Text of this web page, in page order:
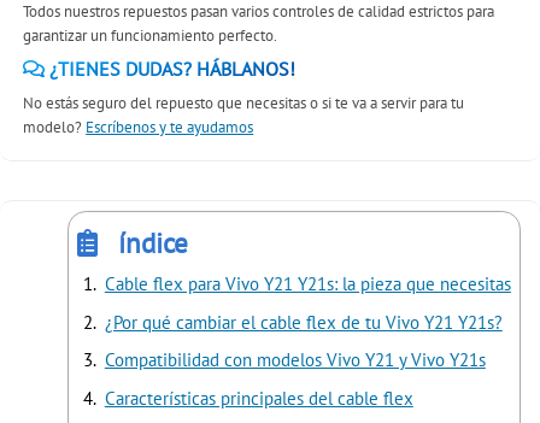
Todos nuestros repuestos pasan varios controles de calidad estrictos para
garantizar un funcionamiento perfecto.
¿TIENES DUDAS? HÁBLANOS!
No estás seguro del repuesto que necesitas o si te va a servir para tu
modelo? Escríbenos y te ayudamos
índice
Cable flex para Vivo Y21 Y21s: la pieza que necesitas
¿Por qué cambiar el cable flex de tu Vivo Y21 Y21s?
Compatibilidad con modelos Vivo Y21 y Vivo Y21s
Características principales del cable flex